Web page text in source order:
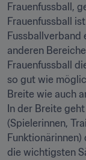
Frauenfussball,
Frauenfussball
anderen
Frauenfussball
so gut wie
Breite wie auch
In der Breite
(Spielerinnen,
die wichtigsten